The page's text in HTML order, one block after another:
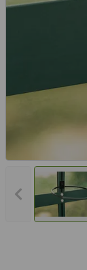
Vorheriges